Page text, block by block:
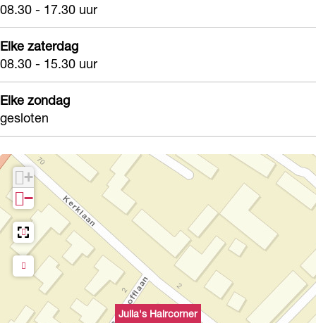
08.30 - 17.30 uur
Elke zaterdag
08.30 - 15.30 uur
Elke zondag
gesloten
Julia's Haircorner
+
−